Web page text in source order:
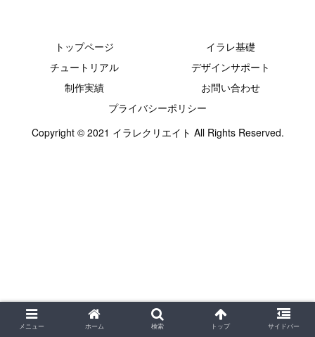
トップページ
イラレ基礎
チュートリアル
デザインサポート
制作実績
お問い合わせ
プライバシーポリシー
Copyright © 2021 イラレクリエイト All Rights Reserved.
メニュー ホーム 検索 トップ サイドバー